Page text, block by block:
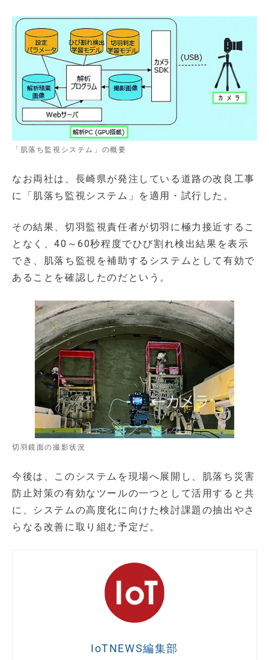
「肌落ち監視システム」の概要
なお両社は、長崎県が発注している道路の改良工事
に「肌落ち監視システム」を適用・試行した。
その結果、切羽監視責任者が切羽に極力接近するこ
となく、40～60秒程度でひび割れ検出結果を表示
でき、肌落ち監視を補助するシステムとして有効で
あることを確認したのだという。
切羽鏡面の撮影状況
今後は、このシステムを現場へ展開し、肌落ち災害
防止対策の有効なツールの一つとして活用すると共
に、システムの高度化に向けた検討課題の抽出やさ
らなる改善に取り組む予定だ。
IoTNEWS編集部